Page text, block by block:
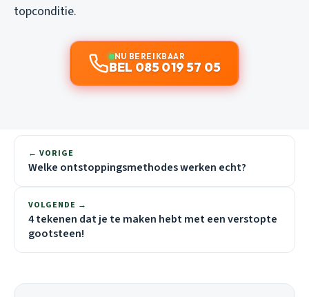
topconditie.
NU BEREIKBAAR
BEL 085 019 57 05
← VORIGE
Welke ontstoppingsmethodes werken echt?
VOLGENDE →
4 tekenen dat je te maken hebt met een verstopte
gootsteen!